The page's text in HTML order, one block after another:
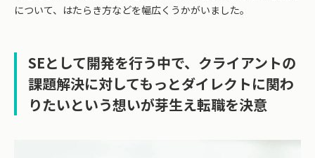
について、はたらき方などを幅広くうかがいました。
SEとして開発を行う中で、クライアントの
課題解決に対してもっとダイレクトに関わ
りたいという想いが芽生え転職を決意